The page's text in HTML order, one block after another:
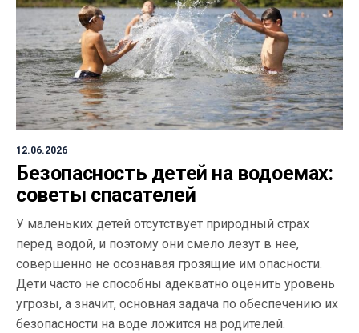
12.06.2026
Безопасность детей на водоемах:
советы спасателей
У маленьких детей отсутствует природный страх
перед водой, и поэтому они смело лезут в нее,
совершенно не осознавая грозящие им опасности.
Дети часто не способны адекватно оценить уровень
угрозы, а значит, основная задача по обеспечению их
безопасности на воде ложится на родителей.